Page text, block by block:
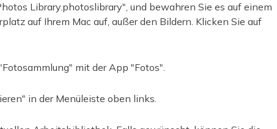
Library.photoslibrary", und bewahren Sie es auf einem
auf Ihrem Mac auf, außer den Bildern. Klicken Sie auf
mit der App "Fotos".
in der Menüleiste oben links.